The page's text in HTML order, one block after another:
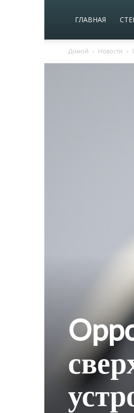
ГЛАВНАЯ
Домой Новости